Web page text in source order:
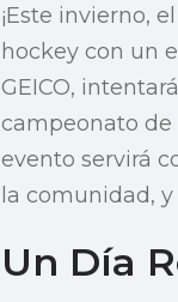
¡Este invierno,
hockey con un
GEICO,
campeonato de
evento servirá
la comunidad,
Un Día